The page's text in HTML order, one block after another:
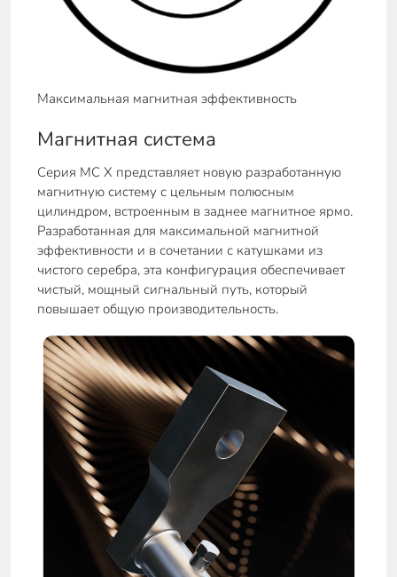
Максимальная магнитная эффективность
Магнитная система
Серия MC X представляет новую разработанную
магнитную систему с цельным полюсным
цилиндром, встроенным в заднее магнитное ярмо.
Разработанная для максимальной магнитной
эффективности и в сочетании с катушками из
чистого серебра, эта конфигурация обеспечивает
чистый, мощный сигнальный путь, который
повышает общую производительность.